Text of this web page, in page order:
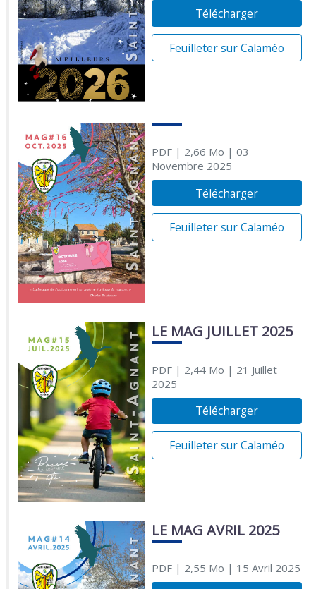
Télécharger
Feuilleter sur Calaméo
PDF| 2,66 Mo | 03
Novembre 2025
Télécharger
Feuilleter sur Calaméo
LE MAG JUILLET 2025
PDF| 2,44 Mo | 21 Juillet
2025
Télécharger
Feuilleter sur Calaméo
LE MAG AVRIL 2025
PDF| 2,55 Mo | 15 Avril 2025